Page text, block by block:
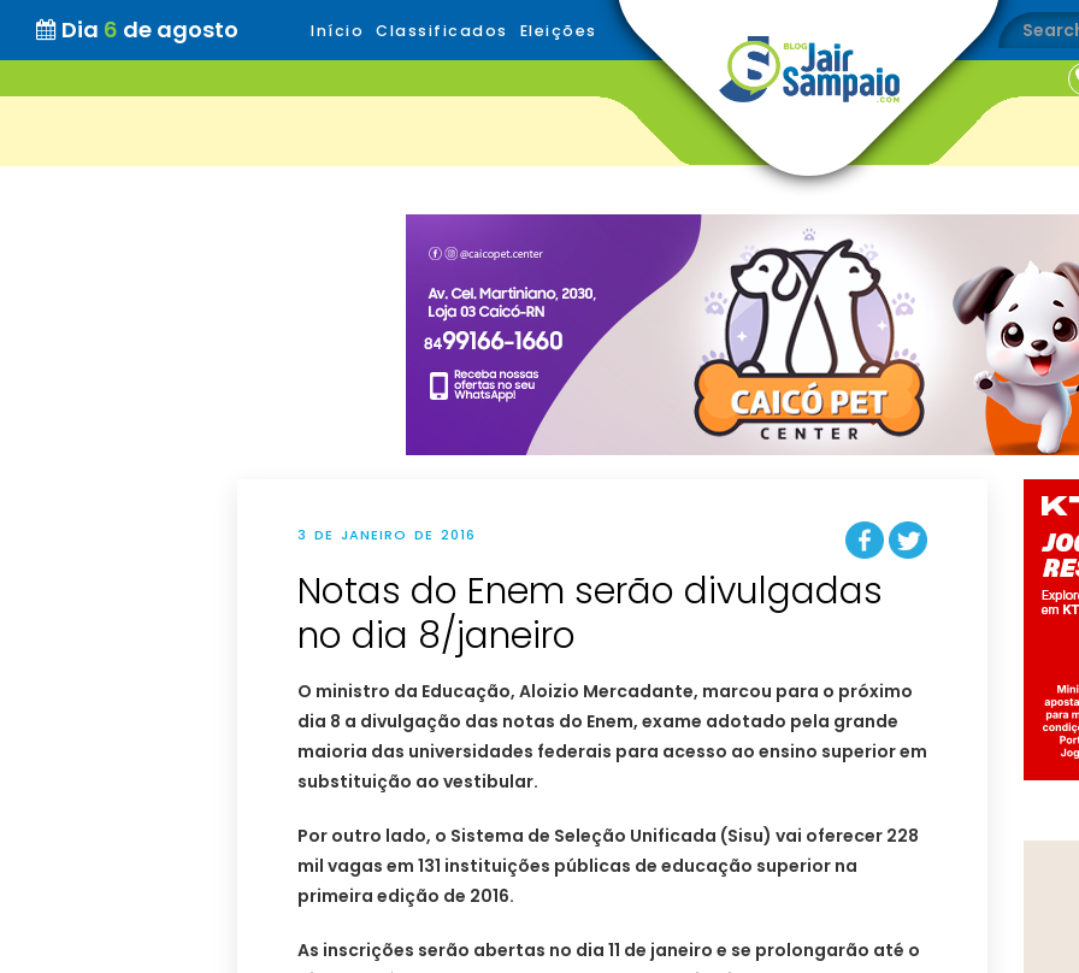
Dia 6 de agosto Início Classificados Eleições
3 DE JANEIRO DE 2016
Notas do Enem serão divulgadas
no dia 8/janeiro
O ministro da Educação, Aloizio Mercadante, marcou para o próximo
dia 8 a divulgação das notas do Enem, exame adotado pela grande
maioria das universidades federais para acesso ao ensino superior em
substituição ao vestibular.
Por outro lado, o Sistema de Seleção Unificada (Sisu) vai oferecer 228
mil vagas em 131 instituições públicas de educação superior na
primeira edição de 2016.
As inscrições serão abertas no dia 11 de janeiro e se prolongarão até o